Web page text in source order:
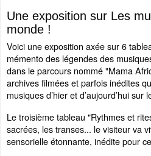
Une exposition sur Les
monde !
Voici une exposition axée sur 6
mémento des légendes des
dans le parcours nommé "Mama
archives filmées et parfois inédites
musiques d’hier et d’aujourd’hui sur
Le troisième tableau "Rythmes et
sacrées, les transes... le visiteur va
sensorielle étonnante, inédite pour